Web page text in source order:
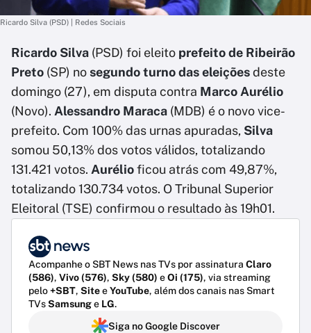
Ricardo Silva (PSD) | Redes Sociais
Ricardo Silva (PSD) foi eleito prefeito de Ribeirão
Preto (SP) nosegundo turno das eleiçõesdeste
domingo (27), em disputa contra Marco Aurélio
(Novo). Alessandro Maraca (MDB) é o novo vice-
prefeito. Com 100% das urnas apuradas, Silva
somou 50,13% dos votos válidos, totalizando
131.421 votos. Aurélioficou atrás com 49,87%,
totalizando 130.734 votos. O Tribunal Superior
Eleitoral (TSE) confirmou o resultado às 19h01.
Acompanhe o SBT News nas TVs por assinatura Claro
(586), Vivo (576), Sky (580) eOi (175), via streaming
pelo+SBT, SiteeYouTube, além dos canais nas Smart
TVsSamsunge LG.
Siga no Google Discover